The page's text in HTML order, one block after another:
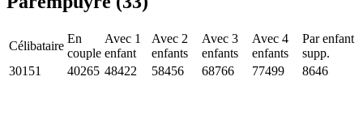
Célibataire
En
couple
Avec 1
enfant
Avec 2
enfants
Avec 3
enfants
Avec 4
enfants
Par enfant
supp.
30151
40265 48422 58456 68766 77499 8646